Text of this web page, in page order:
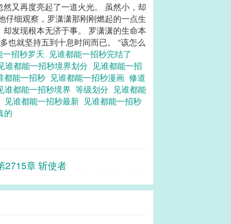
又再度亮起了一道火光。 虽然小，却
细观察，罗潇潇那刚刚燃起的一点生
发现根本无济于事。 罗潇潇的生命本
也就坚持五到十息时间而已。 “该怎么
一招秒罗天 见谁都能一招秒完结了
谁都能一招秒境界划分 见谁都能一招
都能一招秒 见谁都能一招秒漫画 修道
谁都能一招秒境界 等级划分 见谁都能
见谁都能一招秒最新 见谁都能一招秒
的
2715章 斩使者